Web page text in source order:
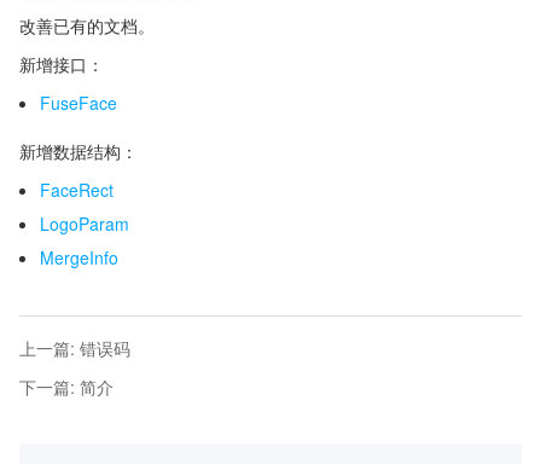
改善已有的文档。
新增接口：
FuseFace
新增数据结构：
FaceRect
LogoParam
MergeInfo
上一篇: 错误码
下一篇: 简介